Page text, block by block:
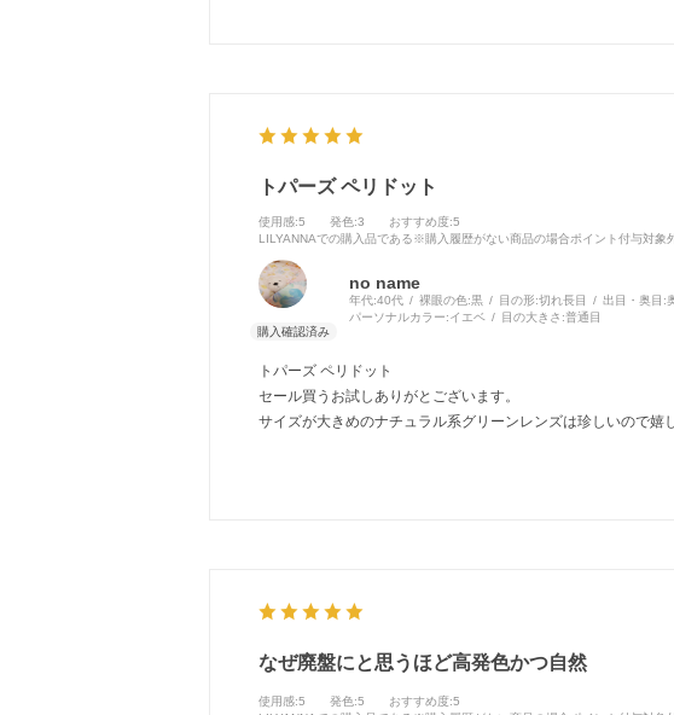
トパーズ ペリドット
使用感:5 発色:3 おすすめ度:5
LILYANNAでの購入品である※購入履歴がない商品の場合ポイント付与対象
no name
年代:40代 裸眼の色:黒 目の形:切れ長目 出目・奥目:
パーソナルカラー:イエベ 目の大きさ:普通目
トパーズ ペリドット
セール買うお試しありがとございます。
サイズが大きめのナチュラル系グリーンレンズは珍しいので嬉
なぜ廃盤にと思うほど高発色かつ自然
使用感:5 発色:5 おすすめ度:5